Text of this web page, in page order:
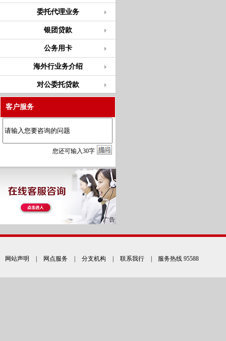
委托代理业务
银团贷款
公务用卡
海外行业务介绍
对公委托贷款
客户服务
您还可输入30字
网站声明 网点服务 分支机构 联系我行 | 服务热线 95588